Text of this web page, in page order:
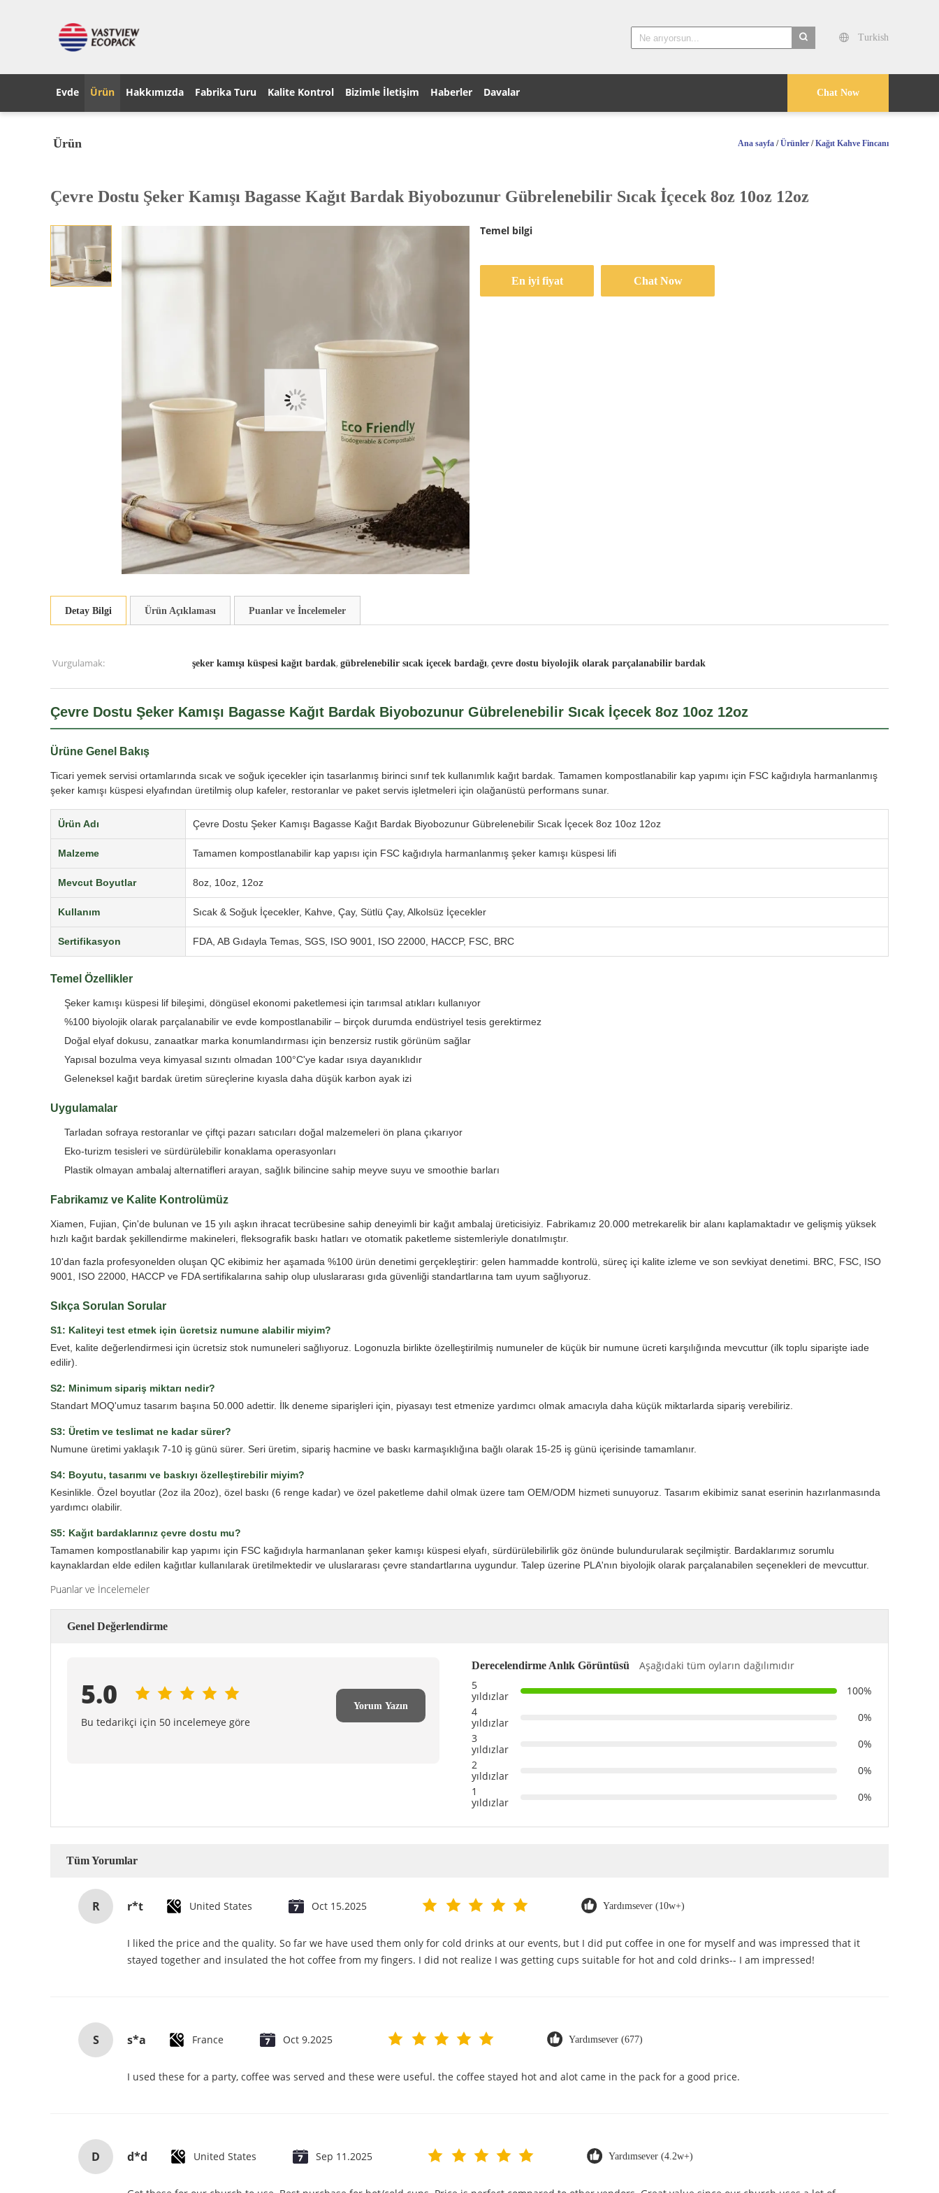
Turkish
Chat Now
Evde Ürün Hakkımızda Fabrika Turu Kalite Kontrol Bizimle İletişim Haberler Davalar
Ürün Ana sayfa /Ürünler /Kağıt Kahve Fincanı
Çevre Dostu Şeker Kamışı Bagasse Kağıt Bardak Biyobozunur Gübrelenebilir Sıcak İçecek 8oz 10oz 12oz
Temel bilgi
En iyi fiyat Chat Now
Detay Bilgi Ürün Açıklaması Puanlar ve İncelemeler
Vurgulamak: şeker kamışı küspesi kağıt bardak, gübrelenebilir sıcak içecek bardağı, çevre dostu biyolojik olarak parçalanabilir bardak
Çevre Dostu Şeker Kamışı Bagasse Kağıt Bardak Biyobozunur Gübrelenebilir Sıcak İçecek 8oz 10oz 12oz
Ürüne Genel Bakış
Ticari yemek servisi ortamlarında sıcak ve soğuk içecekler için tasarlanmış birinci sınıf tek kullanımlık kağıt bardak. Tamamen kompostlanabilir kap yapımı için FSC kağıdıyla harmanlanmış
şeker kamışı küspesi elyafından üretilmiş olup kafeler, restoranlar ve paket servis işletmeleri için olağanüstü performans sunar.
Ürün Adı Çevre Dostu Şeker Kamışı Bagasse Kağıt Bardak Biyobozunur Gübrelenebilir Sıcak İçecek 8oz 10oz 12oz
Malzeme Tamamen kompostlanabilir kap yapısı için FSC kağıdıyla harmanlanmış şeker kamışı küspesi lifi
Mevcut Boyutlar 8oz, 10oz, 12oz
Kullanım Sıcak & Soğuk İçecekler, Kahve, Çay, Sütlü Çay, Alkolsüz İçecekler
Sertifikasyon FDA, AB Gıdayla Temas, SGS, ISO 9001, ISO 22000, HACCP, FSC, BRC
Temel Özellikler
Şeker kamışı küspesi lif bileşimi, döngüsel ekonomi paketlemesi için tarımsal atıkları kullanıyor
%100 biyolojik olarak parçalanabilir ve evde kompostlanabilir – birçok durumda endüstriyel tesis gerektirmez
Doğal elyaf dokusu, zanaatkar marka konumlandırması için benzersiz rustik görünüm sağlar
Yapısal bozulma veya kimyasal sızıntı olmadan 100°C'ye kadar ısıya dayanıklıdır
Geleneksel kağıt bardak üretim süreçlerine kıyasla daha düşük karbon ayak izi
Uygulamalar
Tarladan sofraya restoranlar ve çiftçi pazarı satıcıları doğal malzemeleri ön plana çıkarıyor
Eko-turizm tesisleri ve sürdürülebilir konaklama operasyonları
Plastik olmayan ambalaj alternatifleri arayan, sağlık bilincine sahip meyve suyu ve smoothie barları
Fabrikamız ve Kalite Kontrolümüz
Xiamen, Fujian, Çin'de bulunan ve 15 yılı aşkın ihracat tecrübesine sahip deneyimli bir kağıt ambalaj üreticisiyiz. Fabrikamız 20.000 metrekarelik bir alanı kaplamaktadır ve gelişmiş yüksek
hızlı kağıt bardak şekillendirme makineleri, fleksografik baskı hatları ve otomatik paketleme sistemleriyle donatılmıştır.
10'dan fazla profesyonelden oluşan QC ekibimiz her aşamada %100 ürün denetimi gerçekleştirir: gelen hammadde kontrolü, süreç içi kalite izleme ve son sevkiyat denetimi. BRC, FSC, ISO
9001, ISO 22000, HACCP ve FDA sertifikalarına sahip olup uluslararası gıda güvenliği standartlarına tam uyum sağlıyoruz.
Sıkça Sorulan Sorular
S1: Kaliteyi test etmek için ücretsiz numune alabilir miyim?
Evet, kalite değerlendirmesi için ücretsiz stok numuneleri sağlıyoruz. Logonuzla birlikte özelleştirilmiş numuneler de küçük bir numune ücreti karşılığında mevcuttur (ilk toplu siparişte iade
edilir).
S2: Minimum sipariş miktarı nedir?
Standart MOQ'umuz tasarım başına 50.000 adettir. İlk deneme siparişleri için, piyasayı test etmenize yardımcı olmak amacıyla daha küçük miktarlarda sipariş verebiliriz.
S3: Üretim ve teslimat ne kadar sürer?
Numune üretimi yaklaşık 7-10 iş günü sürer. Seri üretim, sipariş hacmine ve baskı karmaşıklığına bağlı olarak 15-25 iş günü içerisinde tamamlanır.
S4: Boyutu, tasarımı ve baskıyı özelleştirebilir miyim?
Kesinlikle. Özel boyutlar (2oz ila 20oz), özel baskı (6 renge kadar) ve özel paketleme dahil olmak üzere tam OEM/ODM hizmeti sunuyoruz. Tasarım ekibimiz sanat eserinin hazırlanmasında
yardımcı olabilir.
S5: Kağıt bardaklarınız çevre dostu mu?
Tamamen kompostlanabilir kap yapımı için FSC kağıdıyla harmanlanan şeker kamışı küspesi elyafı, sürdürülebilirlik göz önünde bulundurularak seçilmiştir. Bardaklarımız sorumlu
kaynaklardan elde edilen kağıtlar kullanılarak üretilmektedir ve uluslararası çevre standartlarına uygundur. Talep üzerine PLA'nın biyolojik olarak parçalanabilen seçenekleri de mevcuttur.
Puanlar ve İncelemeler
Genel Değerlendirme
5.0
Bu tedarikçi için 50 incelemeye göre
Yorum Yazın
Derecelendirme Anlık Görüntüsü
Aşağıdaki tüm oyların dağılımıdır
5
yıldızlar
100%
4
yıldızlar
0%
3
yıldızlar
0%
2
yıldızlar
0%
1
yıldızlar
0%
Tüm Yorumlar
R r*t United States Oct 15.2025 Yardımsever (10w+)
I liked the price and the quality. So far we have used them only for cold drinks at our events, but I did put coffee in one for myself and was impressed that it
stayed together and insulated the hot coffee from my fingers. I did not realize I was getting cups suitable for hot and cold drinks-- I am impressed!
S s*a France Oct 9.2025 Yardımsever (677)
I used these for a party, coffee was served and these were useful. the coffee stayed hot and alot came in the pack for a good price.
D d*d United States Sep 11.2025 Yardımsever (4.2w+)